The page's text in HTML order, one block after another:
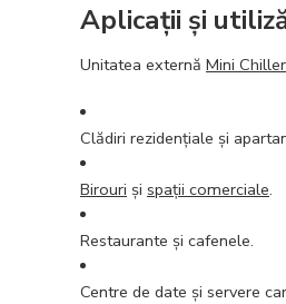
Aplicații și
Unitatea externă Mini Chiller
Clădiri rezidențiale și
Birouri și spații comerciale.
Restaurante și cafenele.
Centre de date și servere